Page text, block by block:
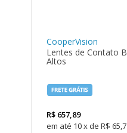
CooperVision
Lentes de Contato
Altos
R$ 657,89
10x de R$